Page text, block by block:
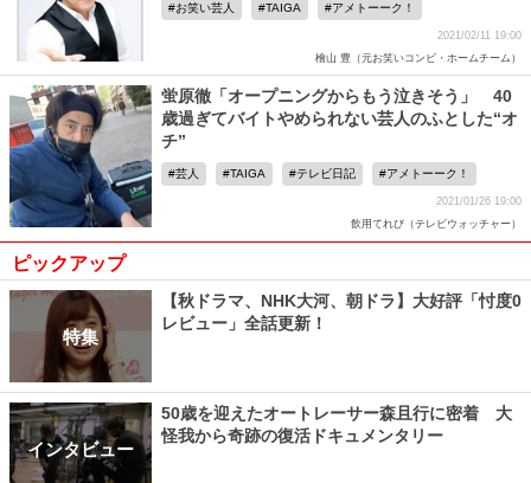
お笑い芸人 TAIGA アメトーーク！
2021/02/11 19:00
檜山 豊（元お笑いコンビ・ホームチーム）
蛍原徹「オープニングからもう泣きそう」 40
歳過ぎてバイトやめられない芸人のふとした“オ
チ”
芸人 TAIGA テレビ日記 アメトーーク！
2021/01/26 19:00
飲用てれび（テレビウォッチャー）
ピックアップ
特集
【秋ドラマ、NHK大河、朝ドラ】大好評「忖度0
レビュー」全話更新！
インタビュー
50歳を迎えたオートレーサー森且行に密着 大
怪我から奇跡の復活ドキュメンタリー